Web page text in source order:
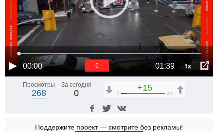
00:00 01:39 1x
6
Просмотры
268
За сегодня
0
+15
5 20
Поддержите проект — смотрите без рекламы!